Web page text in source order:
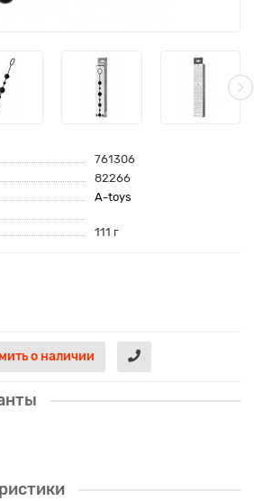
761306
82266
A-toys
111 г
о наличии